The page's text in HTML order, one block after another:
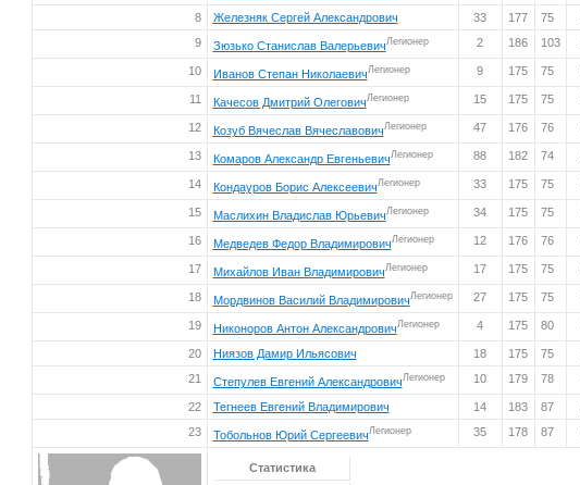
8 Железняк Сергей Александрович 33 177 75
9
Зюзько Станислав ВалерьевичЛегионер 2 186 103
10 Иванов Степан НиколаевичЛегионер 9 175 75
11 Качесов Дмитрий ОлеговичЛегионер 15 175 75
12 Козуб Вячеслав ВячеславовичЛегионер 47 176 76
13 Комаров Александр ЕвгеньевичЛегионер 88 182 74
14 Кондауров Борис АлексеевичЛегионер 33 175 75
15 Маслихин Владислав ЮрьевичЛегионер 34 175 75
16 Медведев Федор ВладимировичЛегионер 12 176 76
17 Михайлов Иван ВладимировичЛегионер 17 175 75
18 Мордвинов Василий ВладимировичЛегионер 27 175 75
19 Никоноров Антон АлександровичЛегионер 4 175 80
20 Ниязов Дамир Ильясович 18 175 75
21
Степулев Евгений АлександровичЛегионер 10 179 78
22 Тегнеев Евгений Владимирович 14 183 87
23
Тобольнов Юрий СергеевичЛегионер 35 178 87
Статистика